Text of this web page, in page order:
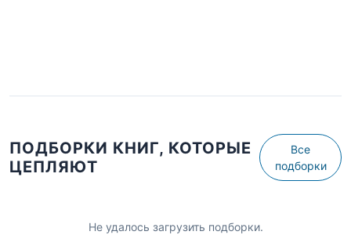
ПОДБОРКИ КНИГ, КОТОРЫЕ
ЦЕПЛЯЮТ
Все
подборки
Не удалось загрузить подборки.